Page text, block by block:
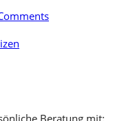
Beratung mit: